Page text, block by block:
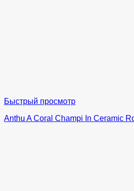
Быстрый просмотр
Anthu A Coral Champi In Ceramic